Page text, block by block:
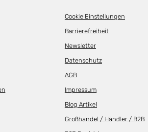
Cookie Einstellungen
Barrierefreiheit
Newsletter
Datenschutz
AGB
Impressum
Blog Artikel
Großhandel / Händler / B2B